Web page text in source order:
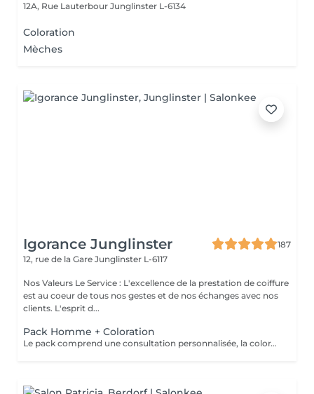
12A, Rue Lauterbour Junglinster L-6134
Coloration
Mèches
Igorance Junglinster
187
12, rue de la Gare Junglinster L-6117
Nos Valeurs Le Service : L'excellence de la prestation de coiffure
est au coeur de tous nos gestes et de nos échanges avec nos
clients. L'esprit d...
Pack Homme + Coloration
Le pack comprend une consultation personnalisée, la coloration avec les produits LOREAL PROFESSIONNEL , shampooing et conditionneur spécifiques REDKEN , la coupe IGORANCE ( finitions sur cheveux secs) , les produits de styling REDKEN * Tarifs à titre indicatifs à confirmer après la consultation personnalisée établit auprès de votre coiffeur/stylist/spécialiste * La direction se réserve le droit d’apporter des modifications pour le bon fonctionnement du salon